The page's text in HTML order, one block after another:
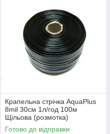
Крапельна стрічка AquaPlus
8mil 30см 1л/год 100м
Щільова (розмотка)
Готово до відправки